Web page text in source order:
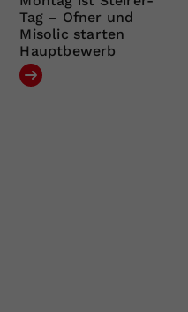
Tag – Ofner und
Misolic starten
Hauptbewerb